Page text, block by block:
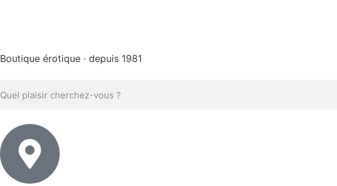
Boutique érotique · depuis 1981